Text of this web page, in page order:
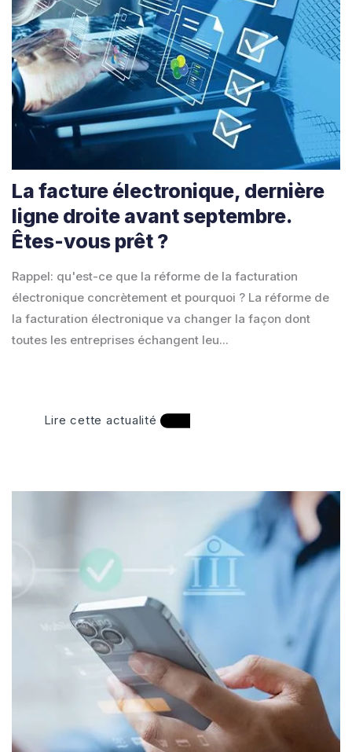
La facture électronique, dernière
ligne droite avant septembre.
Êtes-vous prêt ?
Rappel: qu'est-ce que la réforme de la facturation
électronique concrètement et pourquoi ? La réforme de
la facturation électronique va changer la façon dont
toutes les entreprises échangent leu...
Lire cette actualité